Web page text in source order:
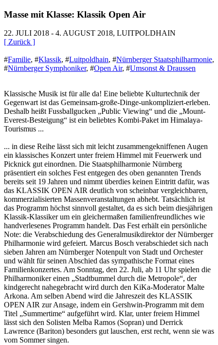
Masse mit Klasse: Klassik Open Air
22. JULI 2018 - 4. AUGUST 2018, LUITPOLDHAIN
[ Zurück ]
#Familie, #Klassik, #Luitpoldhain, #Nürnberger Staatsphilharmonie,
#Nürnberger Symphoniker, #Open Air, #Umsonst & Draussen
Klassische Musik ist für alle da! Eine beliebte Kulturtechnik der
Gegenwart ist das Gemeinsam-große-Dinge-unkompliziert-erleben.
Deshalb heißt Fussballgucken „Public Viewing“ und die „Mount-
Everest-Besteigung“ ist ein beliebtes Kombi-Paket im Himalaya-
Tourismus ...
... in diese Reihe lässt sich mit leicht zusammengekniffenen Augen
ein klassisches Konzert unter freiem Himmel mit Feuerwerk und
Picknick gut einordnen. Die Staatsphilharmonie Nürnberg
präsentiert ein solches Fest entgegen des oben genannten Trends
bereits seit 19 Jahren und nimmt überdies keinen Eintritt dafür, was
das KLASSIK OPEN AIR deutlich von scheinbar vergleichbaren,
kommerzialisierten Massenveranstaltungen abhebt. Tatsächlich ist
das Programm höchst sinnvoll gestaltet, da es sich beim diesjährigen
Klassik-Klassiker um ein gleichermaßen familienfreundliches wie
handverlesenes Programm handelt. Das Fest erhält ein persönliche
Note: die Verabschiedung des Generalmusikdirektor der Nürnberger
Philharmonie wird gefeiert. Marcus Bosch verabschiedet sich nach
sieben Jahren am Nürnberger Notenpult von Stadt und Orchester
und wählt für seinen Abschied das sympathische Format eines
Familienkonzertes. Am Sonntag, den 22. Juli, ab 11 Uhr spielen die
Philharmoniker einen „Stadtbummel durch die Metropole“, der
kindgerecht nahegebracht wird durch den KiKa-Moderator Malte
Arkona. Am selben Abend wird die Jahreszeit des KLASSIK
OPEN AIR zur Ansage, indem ein Gershwin-Programm mit dem
Titel „Summertime“ aufgeführt wird. Klar, unter freiem Himmel
lässt sich den Solisten Melba Ramos (Sopran) und Derrick
Lawrence (Bariton) besonders gut lauschen, erst recht, wenn sie was
vom Sommer singen.